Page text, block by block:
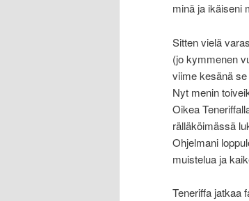
minä ja ikäiseni
Sitten vielä
(jo kymmenen
viime kesänä
Nyt menin
Oikea
rälläköimässä
Ohjelmani
muistelua ja
Teneriffa jatkaa